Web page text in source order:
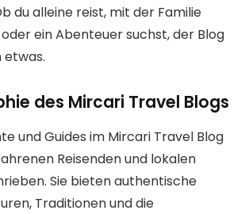
du alleine reist, mit der Familie
ein Abenteuer suchst, der Blog
des Mircari Travel Blogs
und Guides im Mircari Travel Blog
Reisenden und lokalen
Sie bieten authentische
Traditionen und die